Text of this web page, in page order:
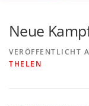
Neue
VERÖFFENTLICHT
THELEN